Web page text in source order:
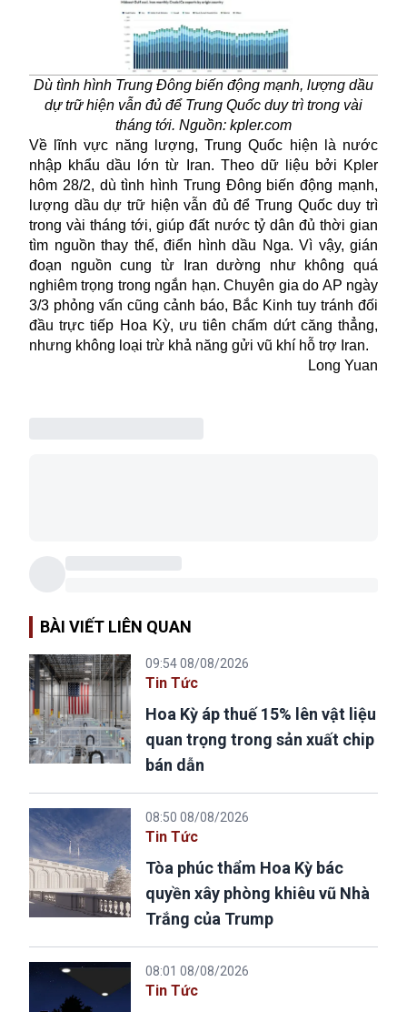
Dù tình hình Trung Đông biến động mạnh, lượng dầu
dự trữ hiện vẫn đủ để Trung Quốc duy trì trong vài
tháng tới. Nguồn: kpler.com
Về lĩnh vực năng lượng, Trung Quốc hiện là nước
nhập khẩu dầu lớn từ Iran. Theo dữ liệu bởi Kpler
hôm 28/2, dù tình hình Trung Đông biến động mạnh,
lượng dầu dự trữ hiện vẫn đủ để Trung Quốc duy trì
trong vài tháng tới, giúp đất nước tỷ dân đủ thời gian
tìm nguồn thay thế, điển hình dầu Nga. Vì vậy, gián
đoạn nguồn cung từ Iran dường như không quá
nghiêm trọng trong ngắn hạn. Chuyên gia do AP ngày
3/3 phỏng vấn cũng cảnh báo, Bắc Kinh tuy tránh đối
đầu trực tiếp Hoa Kỳ, ưu tiên chấm dứt căng thẳng,
nhưng không loại trừ khả năng gửi vũ khí hỗ trợ Iran.
Long Yuan
BÀI VIẾT LIÊN QUAN
09:54 08/08/2026
Tin Tức
Hoa Kỳ áp thuế 15% lên vật liệu
quan trọng trong sản xuất chip
bán dẫn
08:50 08/08/2026
Tin Tức
Tòa phúc thẩm Hoa Kỳ bác
quyền xây phòng khiêu vũ Nhà
Trắng của Trump
08:01 08/08/2026
Tin Tức